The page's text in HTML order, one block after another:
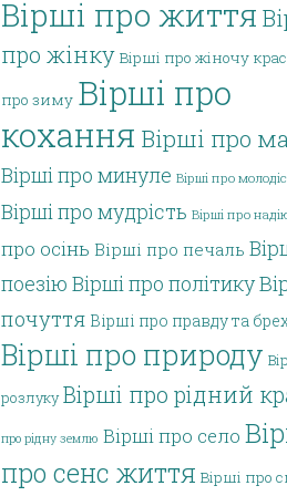
Вірші про життя
про жінку Вірші про жіночу
про зиму Вірші про
кохання Вірші про
Вірші про минуле Вірші про
Вірші про мудрість Вірші про
про осінь Вірші про печаль
поезію Вірші про політику
почуття Вірші про правду та
Вірші про природу
розлуку Вірші про рідний
про рідну землю Вірші про село
про сенс життя Вірші про